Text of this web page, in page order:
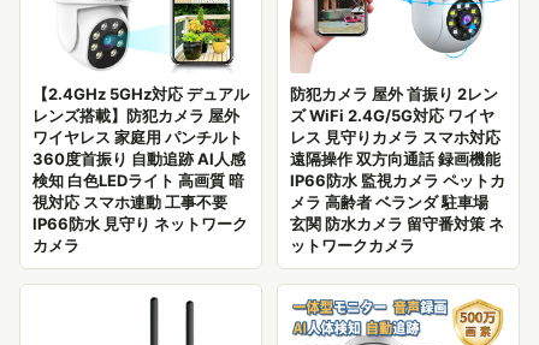
【2.4GHz 5GHz対応 デュアル
レンズ搭載】防犯カメラ 屋外
ワイヤレス 家庭用 パンチルト
360度首振り 自動追跡 AI人感
検知 白色LEDライト 高画質 暗
視対応 スマホ連動 工事不要
IP66防水 見守り ネットワーク
カメラ
防犯カメラ 屋外 首振り 2レン
ズ WiFi 2.4G/5G対応 ワイヤ
レス 見守りカメラ スマホ対応
遠隔操作 双方向通話 録画機能
IP66防水 監視カメラ ペットカ
メラ 高齢者 ベランダ 駐車場
玄関 防水カメラ 留守番対策 ネ
ットワークカメラ